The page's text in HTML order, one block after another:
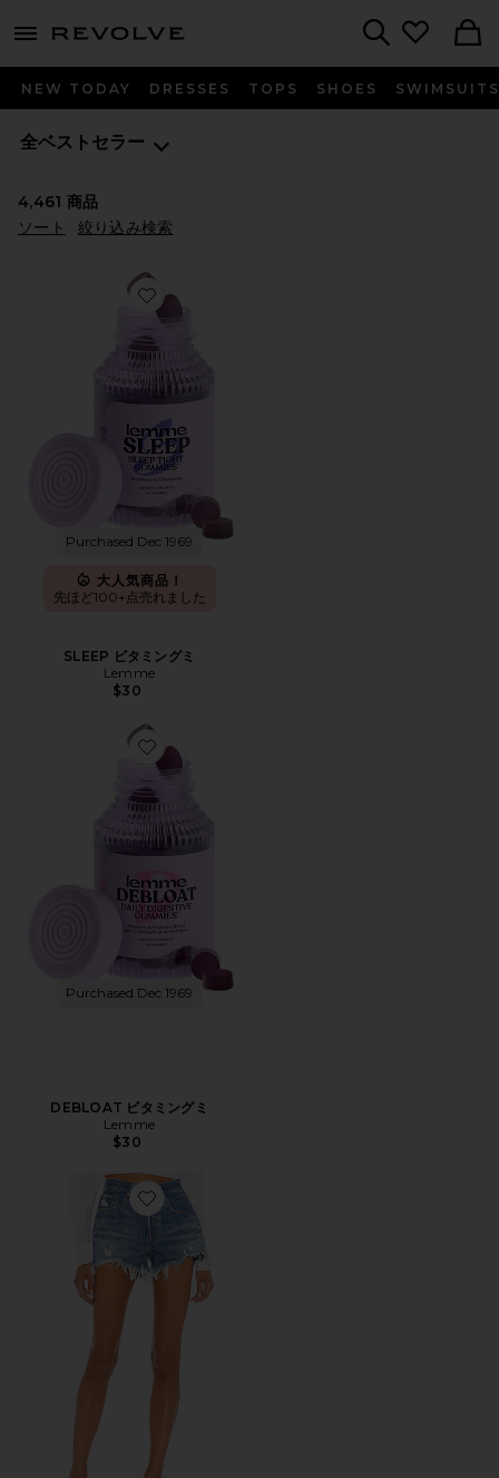
menu - shows more content
NEW TODAY DRESSES TOPS SHOES SWIMSUITS
全ベストセラー
4,461 商品
ソート
絞り込み検索
Favorite SLEEP ビタミングミ
Purchased Dec 1969
大人気商品！
先ほど100+点売れました
SLEEP ビタミングミ
Lemme
$30
Favorite DEBLOAT ビタミングミ
Purchased Dec 1969
DEBLOAT ビタミングミ
Lemme
$30
Favorite 501 ORIGINAL デニムショートパンツ